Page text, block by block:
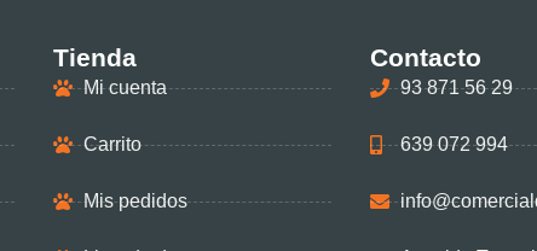
Tienda
Mi cuenta
Carrito
Mis pedidos
Contacto
93 871 56 29
639 072 994